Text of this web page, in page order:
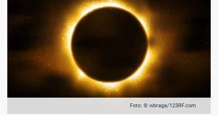
Foto: © wbraga/123RF.com